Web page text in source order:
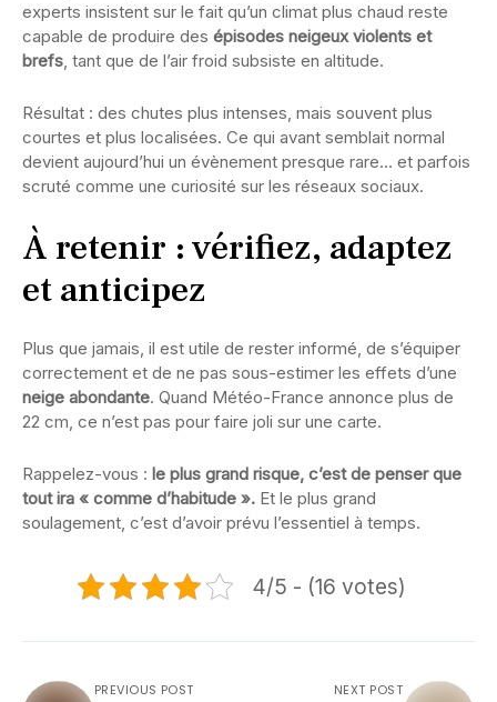
experts insistent sur le fait qu’un climat plus chaud reste
capable de produire des épisodes neigeux violents et
brefs, tant que de l’air froid subsiste en altitude.
Résultat : des chutes plus intenses, mais souvent plus
courtes et plus localisées. Ce qui avant semblait normal
devient aujourd’hui un évènement presque rare… et parfois
scruté comme une curiosité sur les réseaux sociaux.
À retenir : vérifiez, adaptez
et anticipez
Plus que jamais, il est utile de rester informé, de s’équiper
correctement et de ne pas sous-estimer les effets d’une
neige abondante. Quand Météo-France annonce plus de
22 cm, ce n’est pas pour faire joli sur une carte.
Rappelez-vous : le plus grand risque, c’est de penser que
tout ira « comme d’habitude ». Et le plus grand
soulagement, c’est d’avoir prévu l’essentiel à temps.
4/5 - (16 votes)
PREVIOUS POST NEXT POST